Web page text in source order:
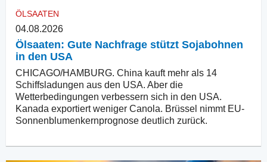
ÖLSAATEN
04.08.2026
Ölsaaten: Gute Nachfrage stützt Sojabohnen
in den USA
CHICAGO/HAMBURG. China kauft mehr als 14
Schiffsladungen aus den USA. Aber die
Wetterbedingungen verbessern sich in den USA.
Kanada exportiert weniger Canola. Brüssel nimmt EU-
Sonnenblumenkernprognose deutlich zurück.